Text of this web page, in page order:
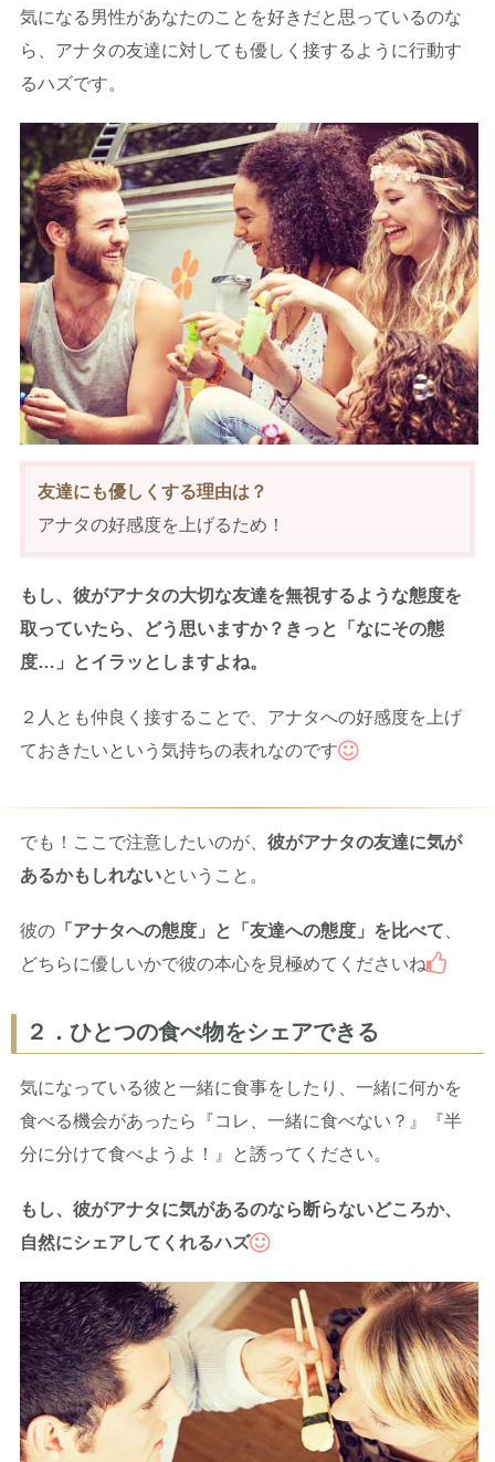
気になる男性があなたのことを好きだと思っているのな
ら、アナタの友達に対しても優しく接するように行動す
るハズです。
友達にも優しくする理由は？
アナタの好感度を上げるため！
もし、彼がアナタの大切な友達を無視するような態度を
取っていたら、どう思いますか？きっと「なにその態
度…」とイラッとしますよね。
２人とも仲良く接することで、アナタへの好感度を上げ
ておきたいという気持ちの表れなのです
でも！ここで注意したいのが、 彼がアナタの友達に気が
あるかもしれないということ。
彼の 「アナタへの態度」と「友達への態度」を比べて
どちらに優しいかで彼の本心を見極めてくださいね
２．ひとつの食べ物をシェアできる
気になっている彼と一緒に食事をしたり、一緒に何かを
食べる機会があったら『コレ、一緒に食べない？』『半
分に分けて食べようよ！』と誘ってください。
もし、彼がアナタに気があるのなら断らないどころか、
自然にシェアしてくれるハズ